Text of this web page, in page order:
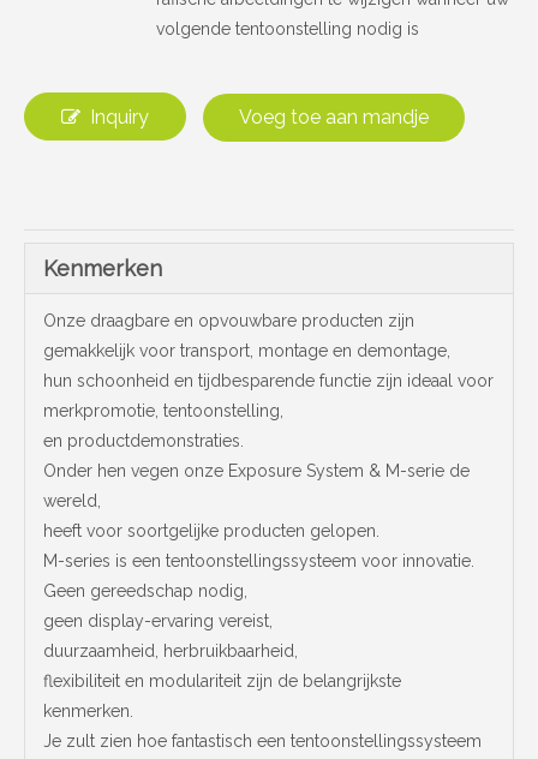
volgende tentoonstelling nodig is
Inquiry Voeg toe aan mandje
Kenmerken
Onze draagbare en opvouwbare producten zijn
gemakkelijk voor transport, montage en demontage,
hun schoonheid en tijdbesparende functie zijn ideaal voor
merkpromotie, tentoonstelling,
en productdemonstraties.
Onder hen vegen onze Exposure System & M-serie de
wereld,
heeft voor soortgelijke producten gelopen.
M-series is een tentoonstellingssysteem voor innovatie.
Geen gereedschap nodig,
geen display-ervaring vereist,
duurzaamheid, herbruikbaarheid,
flexibiliteit en modulariteit zijn de belangrijkste
kenmerken.
Je zult zien hoe fantastisch een tentoonstellingssysteem